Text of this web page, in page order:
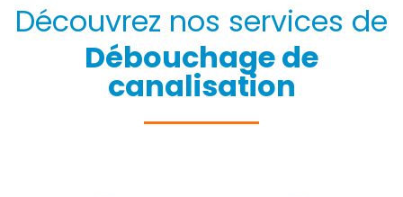
Découvrez nos services de
Débouchage de
canalisation